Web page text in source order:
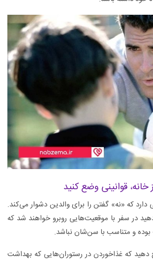
که «نه» گفتن را برای والدین دشوار می‌کند.
در سفر با موقعیت‌هایی روبرو خواهند شد که
و متناسب با سن‌شان نباشد.
دهید که غذاخوردن در رستوران‌هایی که بهداشت